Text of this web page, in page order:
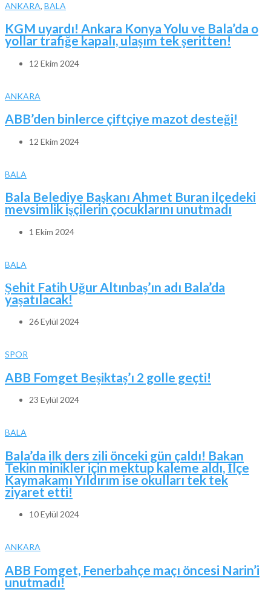
ANKARA, BALA
KGM uyardı! Ankara Konya Yolu ve Bala’da o
yollar trafiğe kapalı, ulaşım tek şeritten!
12 Ekim 2024
ANKARA
ABB’den binlerce çiftçiye mazot desteği!
12 Ekim 2024
BALA
Bala Belediye Başkanı Ahmet Buran ilçedeki
mevsimlik işçilerin çocuklarını unutmadı
1 Ekim 2024
BALA
Şehit Fatih Uğur Altınbaş’ın adı Bala’da
yaşatılacak!
26 Eylül 2024
SPOR
ABB Fomget Beşiktaş’ı 2 golle geçti!
23 Eylül 2024
BALA
Bala’da ilk ders zili önceki gün çaldı! Bakan
Tekin minikler için mektup kaleme aldı, İlçe
Kaymakamı Yıldırım ise okulları tek tek
ziyaret etti!
10 Eylül 2024
ANKARA
ABB Fomget, Fenerbahçe maçı öncesi Narin’i
unutmadı!